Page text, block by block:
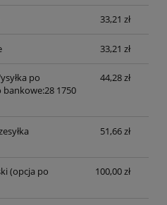
33,21 zł
33,21 zł
po
1750
44,28 zł
51,66 zł
(opcja po
100,00 zł